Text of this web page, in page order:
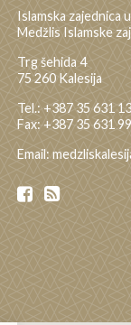
Islamska zajednica
Medžlis Islamske
Trg šehida 4
75 260 Kalesija
Tel.: +387 35 631
Fax: +387 35 631
Email: